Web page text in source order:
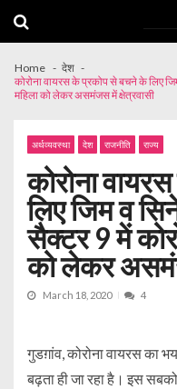
Home
देश
कोरोना वायरस के प्रकोप से बचने के लिए
महिला को लेकर असमंजस में क्षेत्रवासी
अर्थव्यवस्था देश राजनीति राज्य
कोरोना
लिए जिम व
सैक्टर 9 में
को लेकर
March 18, 2020 4
गुडग़ांव, कोरोना वायरस का
बढ़ता ही जा रहा है। इस